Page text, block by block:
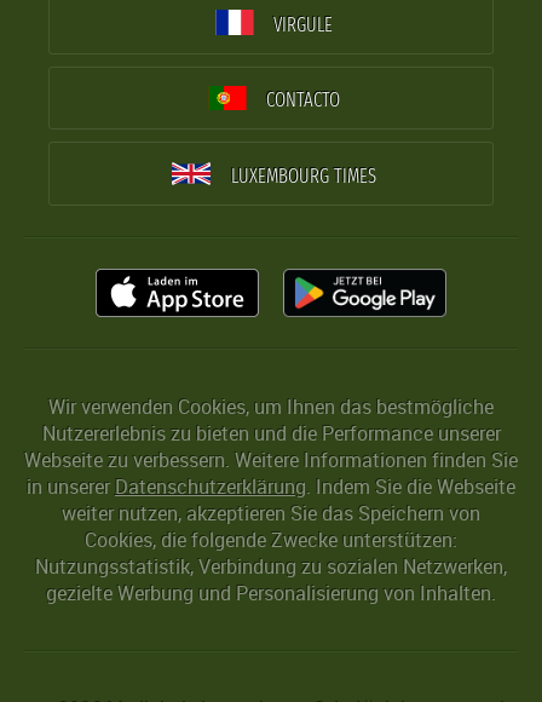
VIRGULE
CONTACTO
LUXEMBOURG TIMES
Wir verwenden Cookies, um Ihnen das bestmögliche
Nutzererlebnis zu bieten und die Performance unserer
Webseite zu verbessern. Weitere Informationen finden Sie
in unserer Datenschutzerklärung. Indem Sie die Webseite
weiter nutzen, akzeptieren Sie das Speichern von
Cookies, die folgende Zwecke unterstützen:
Nutzungsstatistik, Verbindung zu sozialen Netzwerken,
gezielte Werbung und Personalisierung von Inhalten.